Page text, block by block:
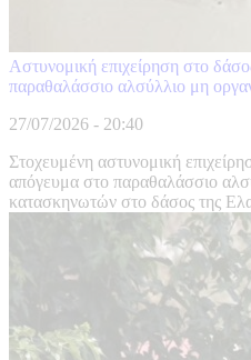
Αστυνομική επιχείρηση στο
παραθαλάσσιο αλσύλλιο μη
27/07/2026 - 20:40
Στοχευμένη αστυνομική
απόγευμα στο παραθαλάσσιο
κατασκηνωτών στο δάσος της